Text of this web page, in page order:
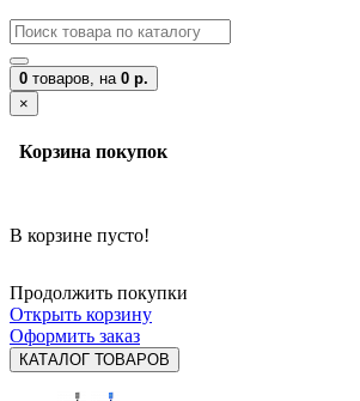
0 товаров, на 0 р.
×
Корзина покупок
В корзине пусто!
Продолжить покупки
Открыть корзину
Оформить заказ
КАТАЛОГ ТОВАРОВ